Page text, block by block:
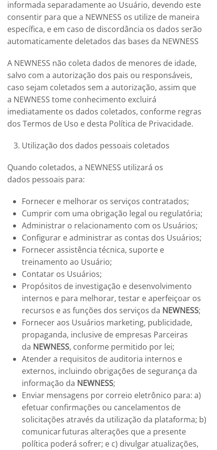
informada separadamente ao Usuário, devendo este
consentir para que a NEWNESS os utilize de maneira
específica, e em caso de discordância os dados serão
automaticamente deletados das bases da NEWNESS
A NEWNESS não coleta dados de menores de idade,
salvo com a autorização dos pais ou responsáveis,
caso sejam coletados sem a autorização, assim que
a NEWNESS tome conhecimento excluirá
imediatamente os dados coletados, conforme regras
dos Termos de Uso e desta Política de Privacidade.
Utilização dos dados pessoais coletados
Quando coletados, a NEWNESS utilizará os
dados pessoais para:
Fornecer e melhorar os serviços contratados;
Cumprir com uma obrigação legal ou regulatória;
Administrar o relacionamento com os Usuários;
Configurar e administrar as contas dos Usuários;
Fornecer assistência técnica, suporte e
treinamento ao Usuário;
Contatar os Usuários;
Propósitos de investigação e desenvolvimento
internos e para melhorar, testar e aperfeiçoar os
recursos e as funções dos serviços da NEWNESS;
Fornecer aos Usuários marketing, publicidade,
propaganda, inclusive de empresas Parceiras
da NEWNESS, conforme permitido por lei;
Atender a requisitos de auditoria internos e
externos, incluindo obrigações de segurança da
informação da NEWNESS;
Enviar mensagens por correio eletrônico para: a)
efetuar confirmações ou cancelamentos de
solicitações através da utilização da plataforma; b)
comunicar futuras alterações que a presente
política poderá sofrer; e c) divulgar atualizações,